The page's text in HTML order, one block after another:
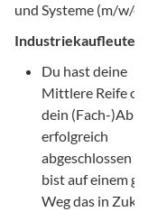
und Systeme (m/w/d)
Industriekaufleute:
Du hast deine
Mittlere Reife
dein (Fach-
erfolgreich
abgeschlossen
bist auf einem
Weg das in